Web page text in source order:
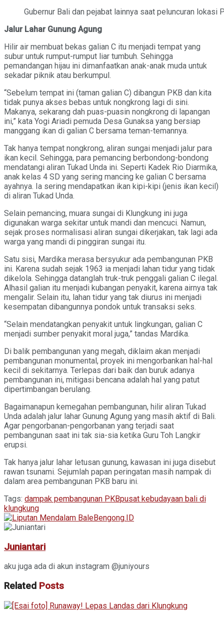
Gubernur Bali dan pejabat lainnya saat peluncuran lokasi
Jalur Lahar Gunung Agung
Hilir air membuat bekas galian C itu menjadi tempat yang
subur untuk rumput-rumput liar tumbuh. Sehingga
pemandangan hijau ini dimanfaatkan anak-anak muda untuk
sekadar piknik atau berkumpul.
“Sebelum tempat ini (taman galian C) dibangun PKB dan kita
tidak punya akses bebas untuk nongkrong lagi di sini.
Makanya, sekarang dah puas-puasin nongkrong di lapangan
ini,” kata Yogi Ariadi pemuda Desa Gunaksa yang bersiap
manggang ikan di galian C bersama teman-temannya.
Tak hanya tempat nongkrong, aliran sungai menjadi jalur para
ikan kecil. Sehingga, para pemancing berbondong-bondong
mendatangi aliran Tukad Unda ini. Seperti Kadek Rio Diarmika,
anak kelas 4 SD yang sering mancing ke galian C bersama
ayahnya. Ia sering mendapatkan ikan kipi-kipi (jenis ikan kecil)
di aliran Tukad Unda.
Selain pemancing, muara sungai di Klungkung ini juga
digunakan warga sekitar untuk mandi dan mencuci. Namun,
sejak proses normalisasi aliran sungai dikerjakan, tak lagi ada
warga yang mandi di pinggiran sungai itu.
Satu sisi, Mardika merasa bersyukur ada pembangunan PKB
ini. Karena sudah sejak 1963 ia menjadi lahan tidur yang tidak
dikelola. Sehingga datanglah truk-truk penggali galian C ilegal.
Alhasil galian itu menjadi kubangan penyakit, karena airnya tak
mengalir. Selain itu, lahan tidur yang tak diurus ini menjadi
kesempatan dibangunnya pondok untuk transaksi seks.
“Selain mendatangkan penyakit untuk lingkungan, galian C
menjadi sumber penyakit moral juga,” tandas Mardika.
Di balik pembangunan yang megah, diklaim akan menjadi
pembangunan monumental, proyek ini mengorbankan hal-hal
kecil di sekitarnya. Terlepas dari baik dan buruk adanya
pembangunan ini, mitigasi bencana adalah hal yang patut
dipertimbangan berulang.
Bagaimanapun kemegahan pembangunan, hilir aliran Tukad
Unda adalah jalur lahar Gunung Agung yang masih aktif di Bali.
Agar pengorbanan-pengorbanan yang terjadi saat
pembangunan saat ini tak sia-sia ketika Guru Toh Langkir
erupsi.
Tak hanya jalur lahar letusan gunung, kawasan ini juga disebut
rawan tsunami. Sejumlah papan peringatan masih nampak di
dalam area pembangunan PKB baru ini.
Tags: dampak pembangunan PKBpusat kebudayaan bali di
klungkung
Juniantari
aku juga ada di akun instagram @juniyours
Related Posts